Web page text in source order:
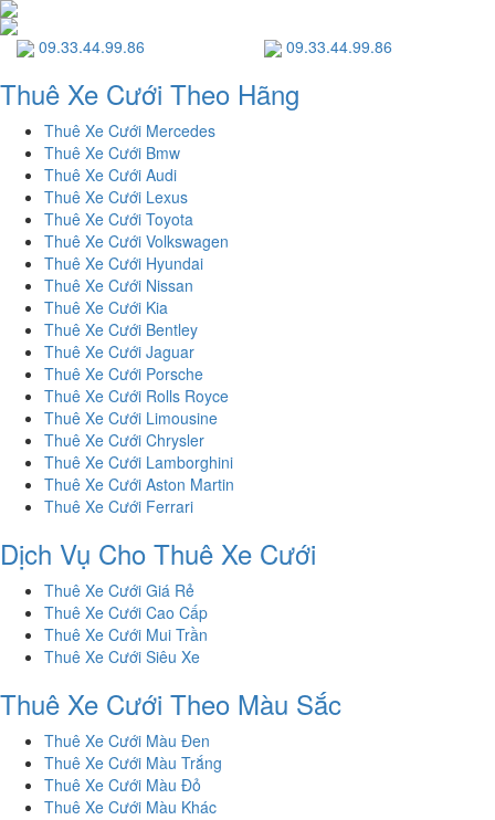
09.33.44.99.86 09.33.44.99.86
Thuê Xe Cưới Theo Hãng
Thuê Xe Cưới Mercedes
Thuê Xe Cưới Bmw
Thuê Xe Cưới Audi
Thuê Xe Cưới Lexus
Thuê Xe Cưới Toyota
Thuê Xe Cưới Volkswagen
Thuê Xe Cưới Hyundai
Thuê Xe Cưới Nissan
Thuê Xe Cưới Kia
Thuê Xe Cưới Bentley
Thuê Xe Cưới Jaguar
Thuê Xe Cưới Porsche
Thuê Xe Cưới Rolls Royce
Thuê Xe Cưới Limousine
Thuê Xe Cưới Chrysler
Thuê Xe Cưới Lamborghini
Thuê Xe Cưới Aston Martin
Thuê Xe Cưới Ferrari
Dịch Vụ Cho Thuê Xe Cưới
Thuê Xe Cưới Giá Rẻ
Thuê Xe Cưới Cao Cấp
Thuê Xe Cưới Mui Trần
Thuê Xe Cưới Siêu Xe
Thuê Xe Cưới Theo Màu Sắc
Thuê Xe Cưới Màu Đen
Thuê Xe Cưới Màu Trắng
Thuê Xe Cưới Màu Đỏ
Thuê Xe Cưới Màu Khác